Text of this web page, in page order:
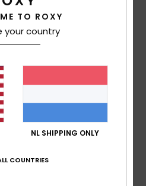
5.0
Materiaal
5.0
TO ROXY
your country
NL SHIPPING ONLY
COUNTRIES